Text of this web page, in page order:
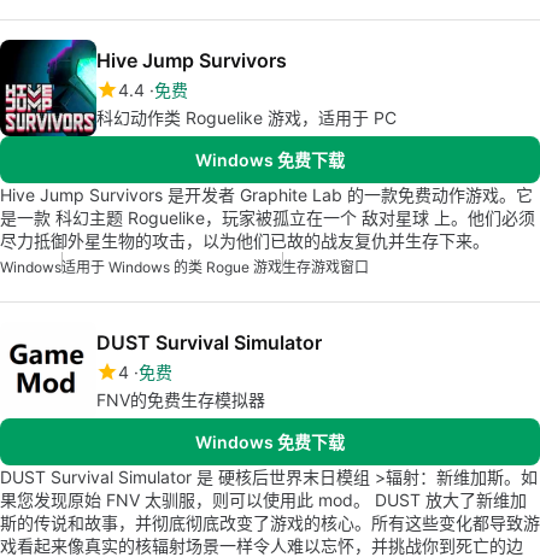
Hive Jump Survivors
4.4 免费
科幻动作类 Roguelike 游戏，适用于 PC
Windows 免费下载
Hive Jump Survivors 是开发者 Graphite Lab 的一款免费动作游戏。它
是一款 科幻主题 Roguelike，玩家被孤立在一个 敌对星球 上。他们必须
尽力抵御外星生物的攻击，以为他们已故的战友复仇并生存下来。
Windows适用于 Windows 的类 Rogue 游戏生存游戏窗口
DUST Survival Simulator
4 免费
FNV的免费生存模拟器
Windows 免费下载
DUST Survival Simulator 是 硬核后世界末日模组 >辐射：新维加斯。如
果您发现原始 FNV 太驯服，则可以使用此 mod。 DUST 放大了新维加
斯的传说和故事，并彻底彻底改变了游戏的核心。所有这些变化都导致游
戏看起来像真实的核辐射场景一样令人难以忘怀，并挑战你到死亡的边